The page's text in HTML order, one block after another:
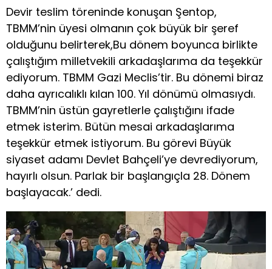
Devir teslim töreninde konuşan Şentop,
TBMM’nin üyesi olmanın çok büyük bir şeref
olduğunu belirterek,Bu dönem boyunca birlikte
çalıştığım milletvekili arkadaşlarıma da teşekkür
ediyorum. TBMM Gazi Meclis’tir. Bu dönemi biraz
daha ayrıcalıklı kılan 100. Yıl dönümü olmasıydı.
TBMM’nin üstün gayretlerle çalıştığını ifade
etmek isterim. Bütün mesai arkadaşlarıma
teşekkür etmek istiyorum. Bu görevi Büyük
siyaset adamı Devlet Bahçeli’ye devrediyorum,
hayırlı olsun. Parlak bir başlangıçla 28. Dönem
başlayacak.’ dedi.